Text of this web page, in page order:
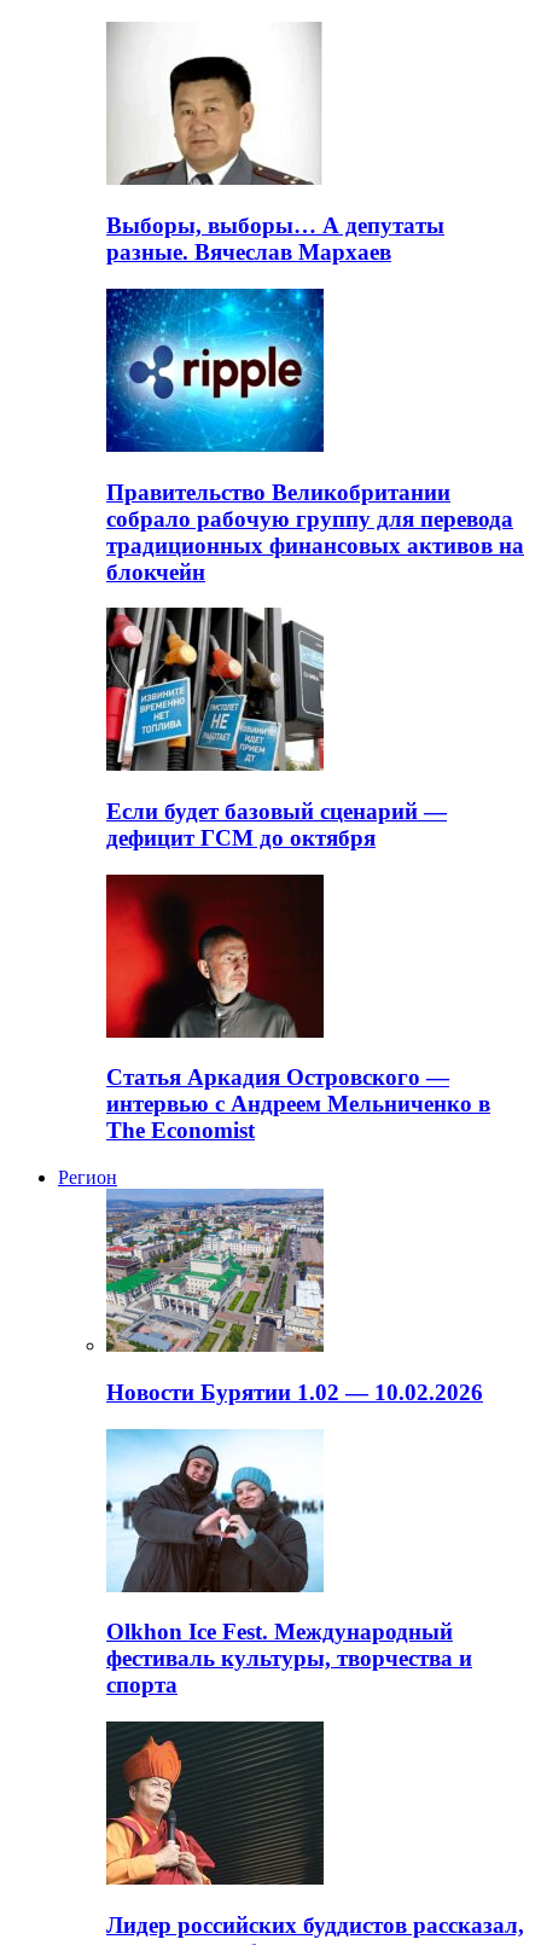
Выборы, выборы… А депутаты
разные. Вячеслав Мархаев
Правительство Великобритании
собрало рабочую группу для перевода
традиционных финансовых активов на
блокчейн
Если будет базовый сценарий —
дефицит ГСМ до октября
Статья Аркадия Островского —
интервью с Андреем Мельниченко в
The Economist
Регион
Новости Бурятии 1.02 — 10.02.2026
Olkhon Ice Fest. Международный
фестиваль культуры, творчества и
спорта
Лидер российских буддистов рассказал,